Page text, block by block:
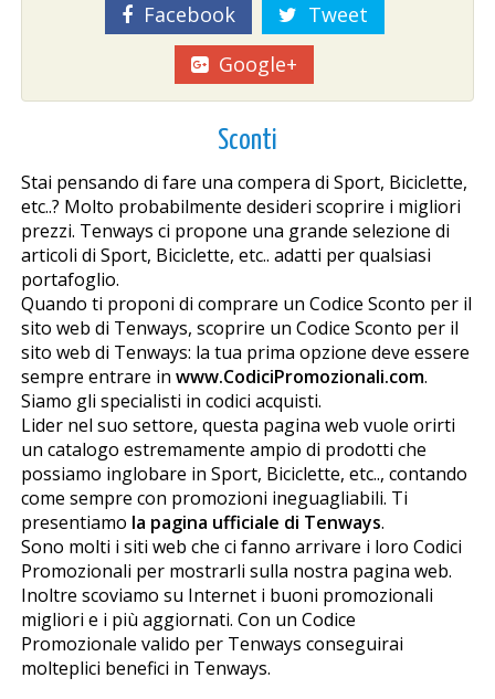
Facebook
Tweet
Google+
Sconti
Stai pensando di fare una compera di Sport, Biciclette,
etc..? Molto probabilmente desideri scoprire i migliori
prezzi. Tenways ci propone una grande selezione di
articoli di Sport, Biciclette, etc.. adatti per qualsiasi
portafoglio.
Quando ti proponi di comprare un Codice Sconto per il
sito web di Tenways, scoprire un Codice Sconto per il
sito web di Tenways: la tua prima opzione deve essere
sempre entrare in www.CodiciPromozionali.com.
Siamo gli specialisti in codici acquisti.
Lider nel suo settore, questa pagina web vuole offrirti
un catalogo estremamente ampio di prodotti che
possiamo inglobare in Sport, Biciclette, etc.., contando
come sempre con promozioni ineguagliabili. Ti
presentiamo la pagina ufficiale di Tenways.
Sono molti i siti web che ci fanno arrivare i loro Codici
Promozionali per mostrarli sulla nostra pagina web.
Inoltre scoviamo su Internet i buoni promozionali
migliori e i più aggiornati. Con un Codice
Promozionale valido per Tenways conseguirai
molteplici benefici in Tenways.